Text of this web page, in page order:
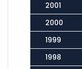
2001
2000
1999
1998